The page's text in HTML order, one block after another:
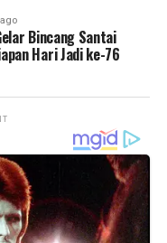
0
X 0
0
X 0
Bincang Santai
Hari Jadi ke-76